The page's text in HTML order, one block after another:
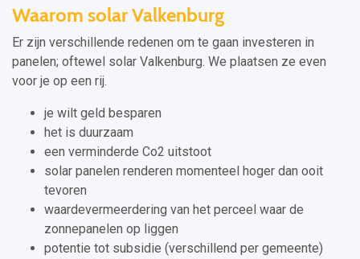
Waarom solar Valkenburg
Er zijn verschillende redenen om te gaan investeren in
panelen; oftewel solar Valkenburg. We plaatsen ze even
voor je op een rij.
je wilt geld besparen
het is duurzaam
een verminderde Co2 uitstoot
solar panelen renderen momenteel hoger dan ooit
tevoren
waardevermeerdering van het perceel waar de
zonnepanelen op liggen
potentie tot subsidie (verschillend per gemeente)